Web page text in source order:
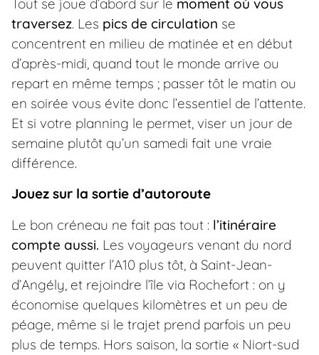
Tout se joue d’abord sur le moment où vous
traversez. Les pics de circulation se
concentrent en milieu de matinée et en début
d’après-midi, quand tout le monde arrive ou
repart en même temps ; passer tôt le matin ou
en soirée vous évite donc l’essentiel de l’attente.
Et si votre planning le permet, viser un jour de
semaine plutôt qu’un samedi fait une vraie
différence.
Jouez sur la sortie d’autoroute
Le bon créneau ne fait pas tout : l’itinéraire
compte aussi. Les voyageurs venant du nord
peuvent quitter l’A10 plus tôt, à Saint-Jean-
d’Angély, et rejoindre l’île via Rochefort : on y
économise quelques kilomètres et un peu de
péage, même si le trajet prend parfois un peu
plus de temps. Hors saison, la sortie « Niort-sud